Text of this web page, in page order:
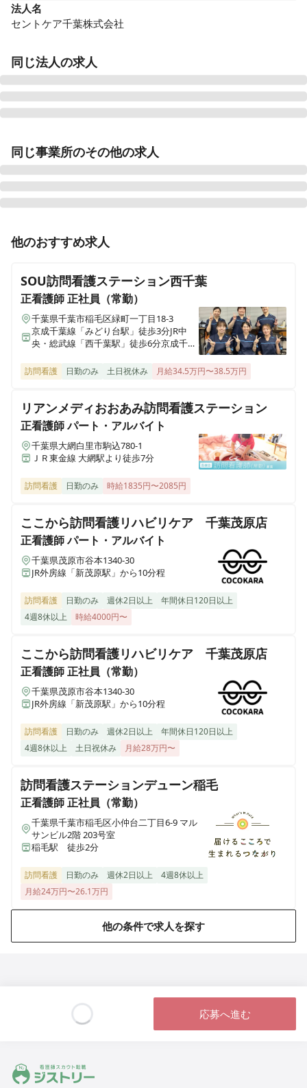
法人名
セントケア千葉株式会社
同じ法人の求人
千葉県市川市鬼高三丁目15-13 市川鬼高ウェルズ21 A号室
セントケア訪問看護ステーション市川
セントケアヴィレッジ蘇我
セントケア訪問看護ステーション船橋東
千葉県船橋市習志野台1-2-2
セントケア訪問看護ステーションちば
セントケア訪問看護ステーション鎌ケ谷
千葉県鎌ケ谷市道野辺中央2-1-33
セントケア訪問看護ステーション袖ケ浦
千葉県袖ヶ浦市蔵波台三丁目10-2
千葉県君津市大和田四丁目2-14
セントケアさいわい
千葉県木更津市幸町二丁目1-6
セントケア四街道
千葉県四街道市鹿渡1016 柏葉ビル2F
セントケア佐倉 看護小規模多機能
千葉県佐倉市寺崎北４丁目７-６
セントケア訪問看護ステーション木更津
千葉県木更津市幸町2-1-6
千葉県木更津市大久保6-12-1
セントケア看護小規模成田
千葉県成田市並木町142-52
セントケア看護小規模東金
千葉県東金市田間二丁目38-16
セントケア看護小規模松戸五香
千葉県松戸市五香二丁目23-2
セントケア看護小規袖ケ浦
セントケア看護小規模市川大和田
同じ事業所のその他の求人
正看護師 パート・アルバイト
【茂原市】パート募集＊オープニング週2日〜OK！経験
他のおすすめ求人
SOU訪問看護ステーション西千葉
正看護師正社員（常勤）
千葉県千葉市稲毛区緑町一丁目18-3
京成千葉線「みどり台駅」徒歩3分JR中
央・総武線「西千葉駅」徒歩6分京成千葉
訪問看護 日勤のみ 土日祝休み 月給34.5万円〜38.5万円
リアンメディおおあみ訪問看護ステーション
正看護師パート・アルバイト
千葉県大網白里市駒込780-1
ＪＲ東金線 大網駅より徒歩7分
訪問看護 日勤のみ 時給1835円〜2085円
ここから訪問看護リハビリケア 千葉茂原店
正看護師パート・アルバイト
千葉県茂原市谷本1340-30
JR外房線「新茂原駅」から10分程
訪問看護 日勤のみ 週休2日以上
年間休日120日以上
4週8休以上
時給4000円〜
ここから訪問看護リハビリケア 千葉茂原店
正看護師正社員（常勤）
千葉県茂原市谷本1340-30
JR外房線「新茂原駅」から10分程
訪問看護 日勤のみ 週休2日以上
年間休日120日以上
4週8休以上
土日祝休み 月給28万円〜
訪問看護ステーションデューン稲毛
正看護師正社員（常勤）
千葉県千葉市稲毛区小仲台二丁目6-9 マル
サンビル2階 203号室
稲毛駅 徒歩2分
訪問看護 日勤のみ 週休2日以上
4週8休以上
月給24万円〜26.1万円
他の条件で求人を探す
応募へ進む
ジストリー 看護師の転職マッチング